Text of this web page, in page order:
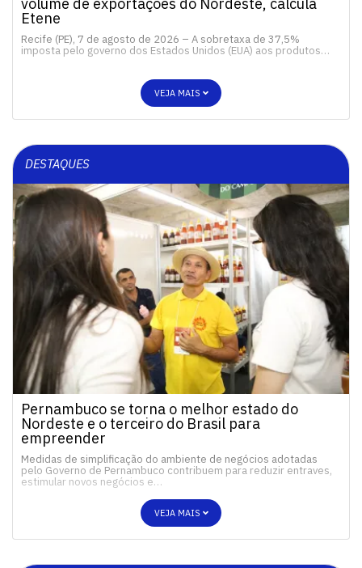
Etene
Recife (PE), 7 de agosto de 2026 – A sobretaxa de 37,5%
imposta pelo governo dos Estados Unidos (EUA) aos produtos…
VEJA MAIS
DESTAQUES
Pernambuco se torna o melhor estado do
Nordeste e o terceiro do Brasil para
empreender
Medidas de simplificação do ambiente de negócios adotadas
pelo Governo de Pernambuco contribuem para reduzir entraves,
estimular novos negócios e…
VEJA MAIS